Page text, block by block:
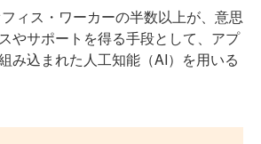
ィス・ワーカーの半数以上が、意思
やサポートを得る手段として、アプ
み込まれた人工知能（AI）を用いる